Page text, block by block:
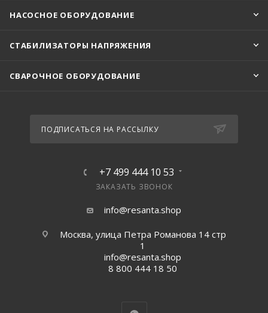
НАСОСНОЕ ОБОРУДОВАНИЕ
СТАБИЛИЗАТОРЫ НАПРЯЖЕНИЯ
СВАРОЧНОЕ ОБОРУДОВАНИЕ
ПОДПИСАТЬСЯ НА РАССЫЛКУ
+7 499 444 10 53
ЗАКАЗАТЬ ЗВОНОК
info@resanta.shop
Москва, улица Петра Романова 14 стр
1
info@resanta.shop
8 800 444 18 50